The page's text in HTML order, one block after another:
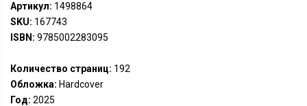
Артикул: 1498864
SKU: 167743
ISBN: 9785002283095
Количество страниц: 192
Обложка: Hardcover
Год: 2025